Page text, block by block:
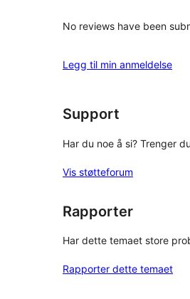
No reviews have been
Legg til min anmeldelse
Support
Har du noe å si? Trenger
Vis støtteforum
Rapporter
Har dette temaet store
Rapporter dette temaet